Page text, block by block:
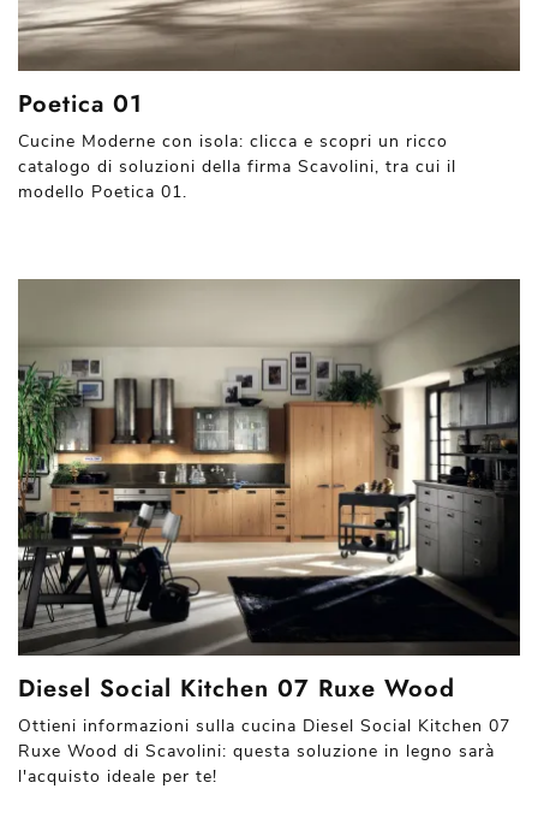
Poetica 01
Cucine Moderne con isola: clicca e scopri un ricco
catalogo di soluzioni della firma Scavolini, tra cui il
modello Poetica 01.
Diesel Social Kitchen 07 Ruxe Wood
Ottieni informazioni sulla cucina Diesel Social Kitchen 07
Ruxe Wood di Scavolini: questa soluzione in legno sarà
l'acquisto ideale per te!